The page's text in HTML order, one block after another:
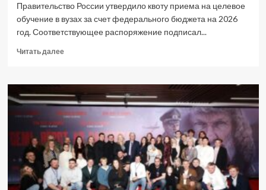
Правительство России утвердило квоту приема на целевое
обучение в вузах за счет федерального бюджета на 2026
год. Соответствующее распоряжение подписал...
Читать далееПрочитать
Правительство
утвердило
квоты
на
целевой
прием
в
вузы
летом
2026